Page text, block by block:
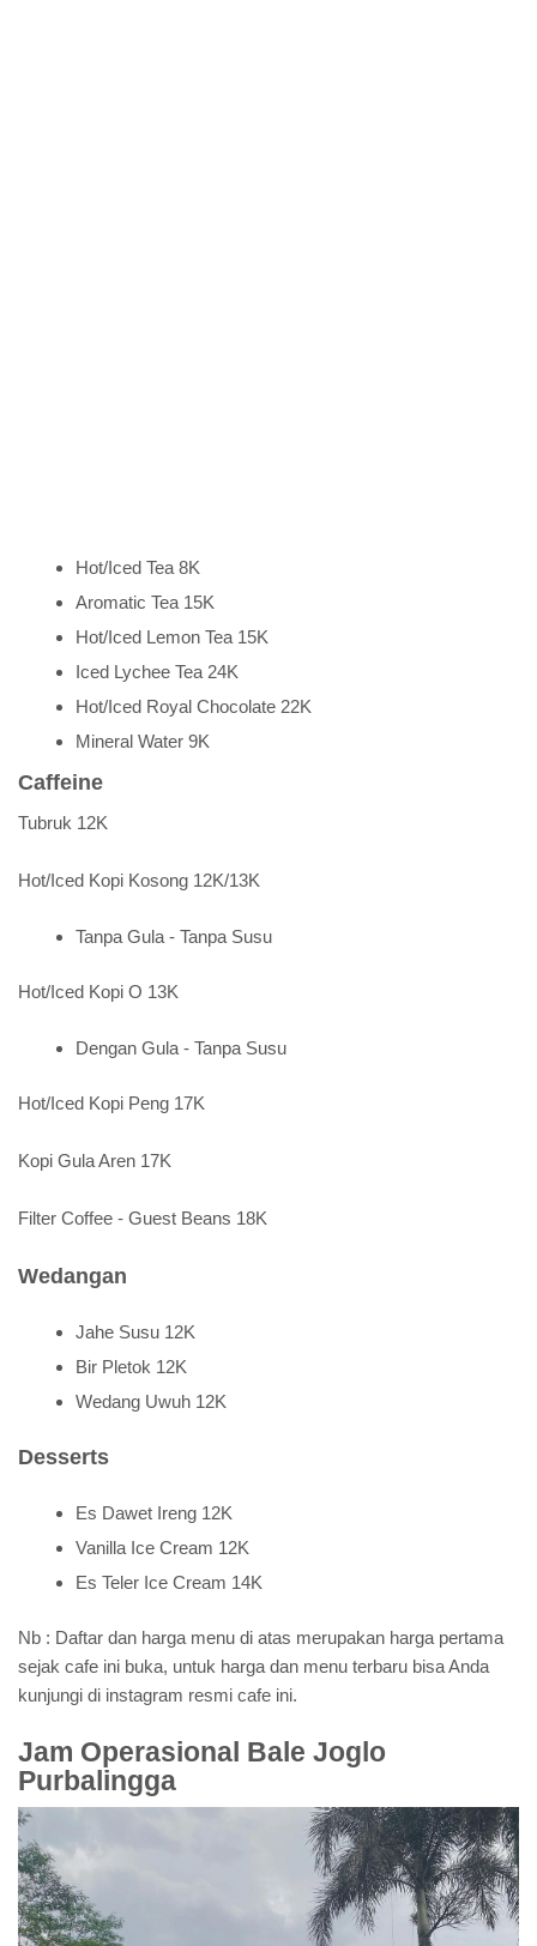
Hot/Iced Tea 8K
Aromatic Tea 15K
Hot/Iced Lemon Tea 15K
Iced Lychee Tea 24K
Hot/Iced Royal Chocolate 22K
Mineral Water 9K
Caffeine
Tubruk 12K
Hot/Iced Kopi Kosong 12K/13K
Tanpa Gula - Tanpa Susu
Hot/Iced Kopi O 13K
Dengan Gula - Tanpa Susu
Hot/Iced Kopi Peng 17K
Kopi Gula Aren 17K
Filter Coffee - Guest Beans 18K
Wedangan
Jahe Susu 12K
Bir Pletok 12K
Wedang Uwuh 12K
Desserts
Es Dawet Ireng 12K
Vanilla Ice Cream 12K
Es Teler Ice Cream 14K
Nb : Daftar dan harga menu di atas merupakan harga pertama
sejak cafe ini buka, untuk harga dan menu terbaru bisa Anda
kunjungi di instagram resmi cafe ini.
Jam Operasional Bale Joglo
Purbalingga